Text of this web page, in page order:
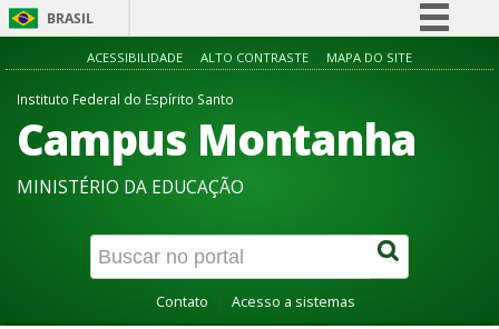
BRASIL
Simplifique!
Participe
Acesso à informação
Canais
ACESSIBILIDADE ALTO CONTRASTE MAPA DO SITE
Instituto Federal do Espírito Santo
Campus Montanha
MINISTÉRIO DA EDUCAÇÃO
Contato Acesso a sistemas